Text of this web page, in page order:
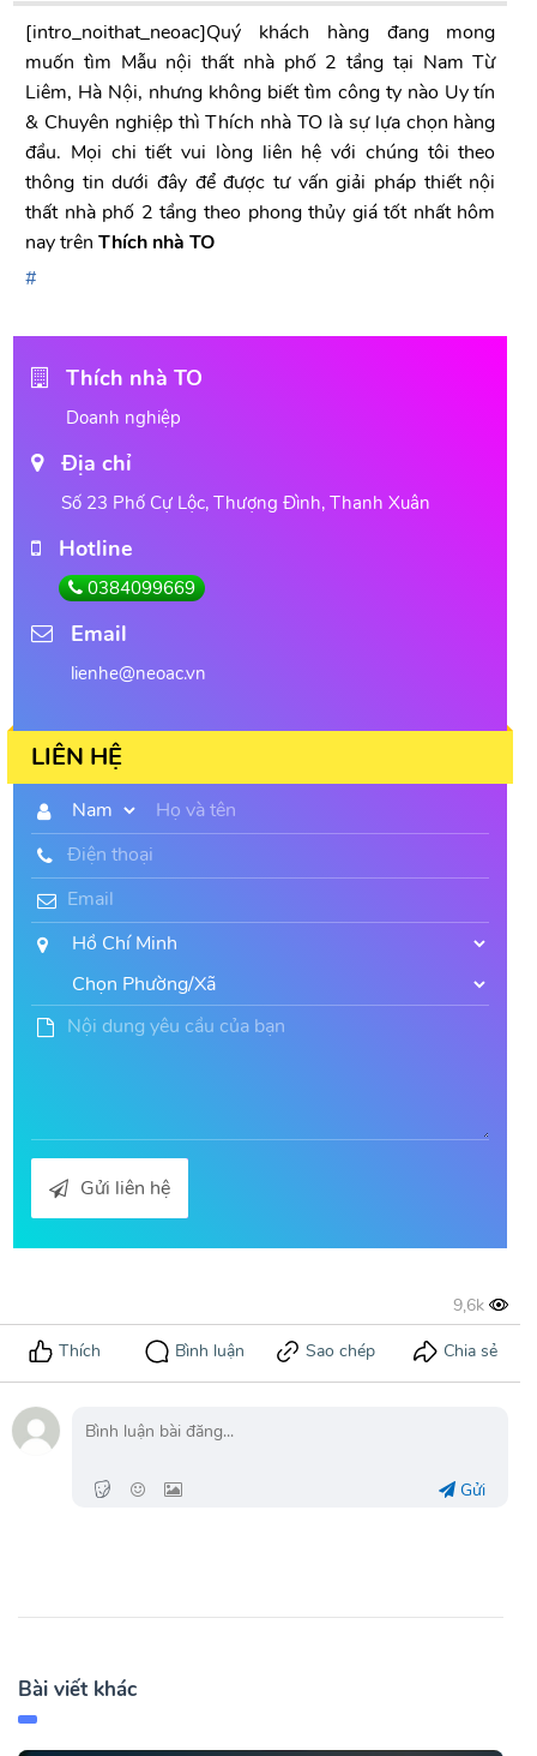
[intro_noithat_neoac]Quý khách hàng đang mong
muốn tìm Mẫu nội thất nhà phố 2 tầng tại Nam Từ
Liêm, Hà Nội, nhưng không biết tìm công ty nào Uy tín
& Chuyên nghiệp thì Thích nhà TO là sự lựa chọn hàng
đầu. Mọi chi tiết vui lòng liên hệ với chúng tôi theo
thông tin dưới đây để được tư vấn giải pháp thiết nội
thất nhà phố 2 tầng theo phong thủy giá tốt nhất hôm
nay trênThích nhà TO
Thích nhà TO
Doanh nghiệp
Địa chỉ
Số 23 Phố Cự Lộc, Thượng Đình, Thanh Xuân
Hotline
0384099669
Email
lienhe@neoac.vn
LIÊN HỆ
Gửi liên hệ
Gửi
Bài viết khác